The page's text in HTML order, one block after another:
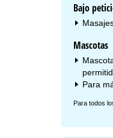
Bajo
Mascotas
Para
Para todos